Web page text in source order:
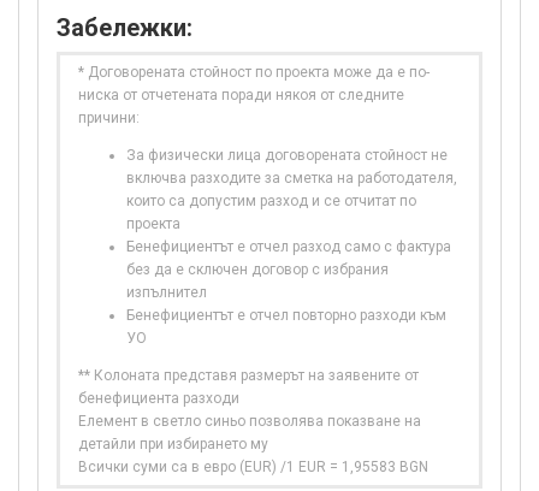
Забележки:
* Договорената стойност по проекта може да е по-
ниска от отчетената поради някоя от следните
причини:
За физически лица договорената стойност не
включва разходите за сметка на работодателя,
които са допустим разход и се отчитат по
проекта
Бенефициентът е отчел разход само с фактура
без да е сключен договор с избрания
изпълнител
Бенефициентът е отчел повторно разходи към
УО
** Колоната представя размерът на заявените от
бенефициента разходи
Елемент в светло синьо позволява показване на
детайли при избирането му
Всички суми са в евро (EUR) /1 EUR = 1,95583 BGN